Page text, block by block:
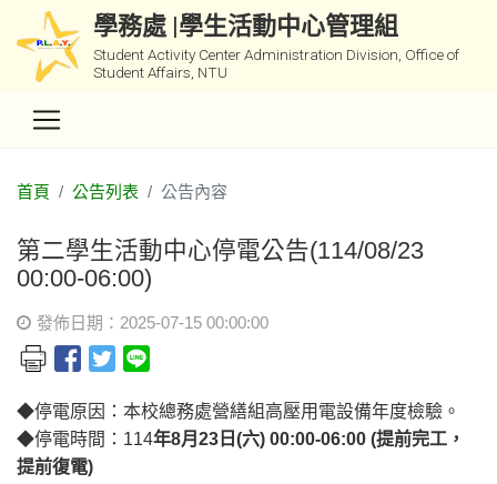
學務處 |學生活動中心管理組
Student Activity Center Administration Division, Office of
Student Affairs, NTU
首頁 公告列表 公告內容
第二學生活動中心停電公告(114/08/23
00:00-06:00)
發佈日期：2025-07-15 00:00:00
◆停電原因：本校總務處營繕組高壓用電設備年度檢驗。
◆停電時間：114年8月23日(六) 00:00-06:00 (提前完工，
提前復電)